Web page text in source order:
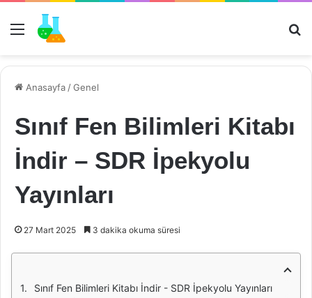
Menü
Anasayfa /Genel
Sınıf Fen Bilimleri Kitabı
İndir – SDR İpekyolu
Yayınları
27 Mart 2025 3 dakika okuma süresi
Sınıf Fen Bilimleri Kitabı İndir - SDR İpekyolu Yayınları